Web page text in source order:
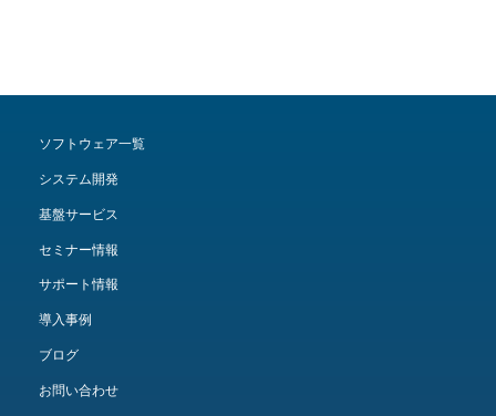
ソフトウェア一覧
システム開発
基盤サービス
セミナー情報
サポート情報
導入事例
ブログ
お問い合わせ